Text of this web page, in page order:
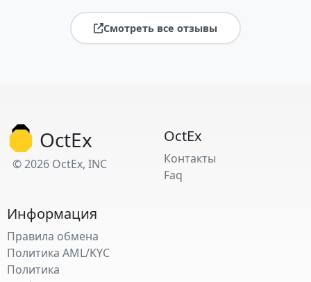
Смотреть все отзывы
OctEx
© 2026 OctEx, INC
OctEx
Контакты
Faq
Информация
Правила обмена
Политика AML/KYC
Политика